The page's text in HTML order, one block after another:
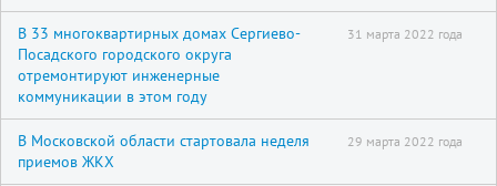
В 33 многоквартирных домах Сергиево-
Посадского городского округа
отремонтируют инженерные
коммуникации в этом году
31 марта 2022 года
В Московской области стартовала неделя
приемов ЖКХ
29 марта 2022 года